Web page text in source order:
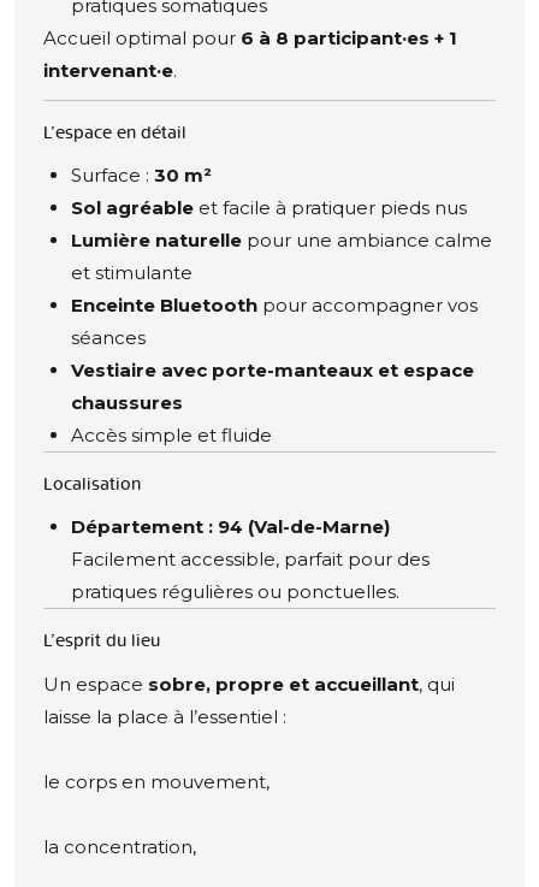
pratiques somatiques
Accueil optimal pour 6 à 8 participant·es + 1
intervenant·e.
L’espace en détail
Surface : 30 m²
Sol agréableet facile à pratiquer pieds nus
Lumière naturellepour une ambiance calme
et stimulante
Enceinte Bluetoothpour accompagner vos
séances
Vestiaire avec porte-manteaux et espace
chaussures
Accès simple et fluide
Localisation
Département : 94 (Val-de-Marne)
Facilement accessible, parfait pour des
pratiques régulières ou ponctuelles.
L’esprit du lieu
Un espace sobre, propre et accueillant, qui
laisse la place à l’essentiel :
le corps en mouvement,
la concentration,